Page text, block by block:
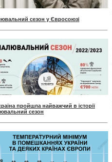
сезон у Євросоюзі
пройшла найважчий в історії
сезон